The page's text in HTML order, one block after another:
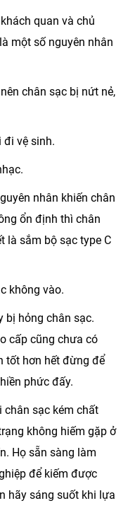
quan và chủ
một số nguyên nhân
chân sạc bị nứt nẻ,
đi vệ sinh.
nhân khiến chân
ổn định thì chân
là sắm bộ sạc type C
không vào.
bị hỏng chân sạc.
cấp cũng chưa có
tốt hơn hết đừng để
phức đấy.
sạc kém chất
không hiếm gặp ở
Họ sẵn sàng làm
để kiếm được
hãy sáng suốt khi lựa